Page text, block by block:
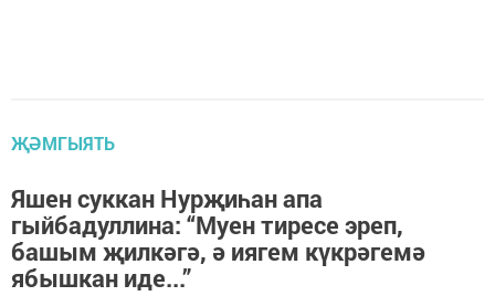
ҖӘМГЫЯТЬ
Яшен суккан Нурҗиһан апа
гыйбадуллина: “Муен тиресе эреп,
башым җилкәгә, ә иягем күкрәгемә
ябышкан иде...”